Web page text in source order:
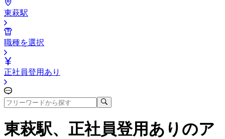
東萩駅
職種を選択
正社員登用あり
東萩駅、正社員登用あり のア